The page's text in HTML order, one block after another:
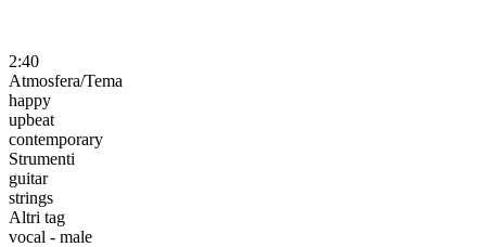
2:40
Atmosfera/Tema
happy
upbeat
contemporary
Strumenti
guitar
strings
Altri tag
vocal - male